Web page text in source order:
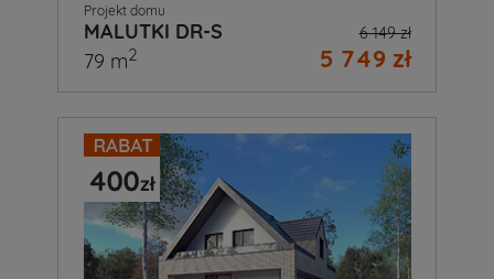
Projekt domu
MALUTKI DR-S 6 149 zł
5 749 zł
79 m2